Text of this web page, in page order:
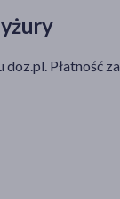
Płatność za